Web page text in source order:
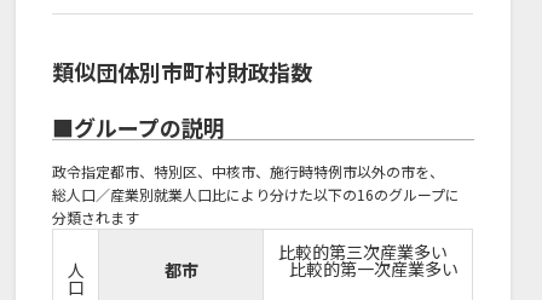
類似団体別市町村財政指数
■グループの説明
政令指定都市、特別区、中核市、施行時特例市以外の市を、
総人口／産業別就業人口比により分けた以下の16のグループに
分類されます
人
口
都市
比較的第三次産業多い
比較的第一次産業多い